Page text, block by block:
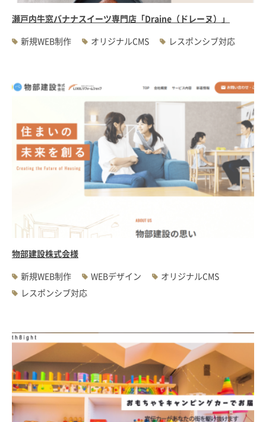
瀬戸内牛窓バナナスイーツ専門店「Draine（ドレーヌ）」
新規WEB制作
オリジナルCMS レスポンシブ対応
物部建設株式会様
新規WEB制作
WEBデザイン
オリジナルCMS
レスポンシブ対応